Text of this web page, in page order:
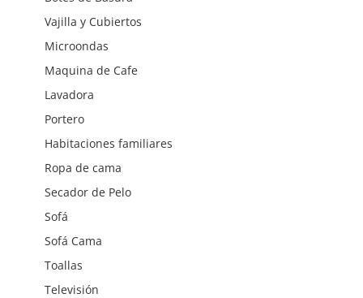
Vajilla y Cubiertos
Microondas
Maquina de Cafe
Lavadora
Portero
Habitaciones familiares
Ropa de cama
Secador de Pelo
Sofá
Sofá Cama
Toallas
Televisión